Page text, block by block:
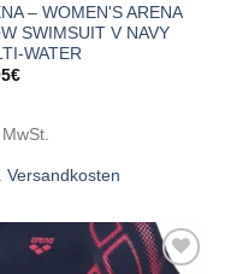
– WOMEN'S ARENA
SWIMSUIT V NAVY
WATER
€
Versandkosten